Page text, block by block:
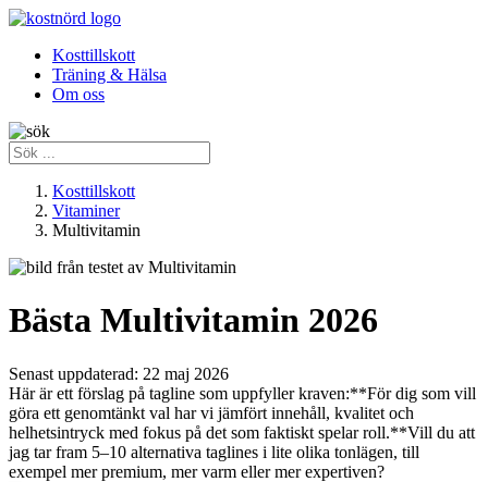
Kosttillskott
Träning & Hälsa
Om oss
Kosttillskott
Vitaminer
Multivitamin
Bästa Multivitamin 2026
Senast uppdaterad: 22 maj 2026
Här är ett förslag på tagline som uppfyller kraven:**För dig som vill
göra ett genomtänkt val har vi jämfört innehåll, kvalitet och
helhetsintryck med fokus på det som faktiskt spelar roll.**Vill du att
jag tar fram 5–10 alternativa taglines i lite olika tonlägen, till
exempel mer premium, mer varm eller mer expertiven?